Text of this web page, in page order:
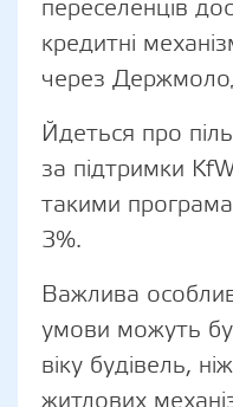
переселенців
кредитні
через
Йдеться про
за підтримки
такими
3%.
Важлива
умови можуть
віку будівель,
житлових